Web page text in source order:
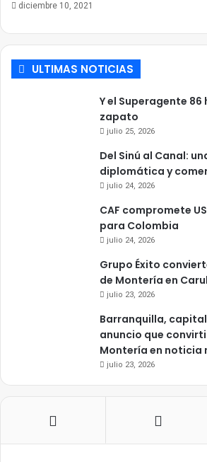
diciembre 10, 2021
ULTIMAS NOTICIAS
Y el Superagente
zapato
julio 25, 2026
Del Sinú al Canal:
diplomática y
julio 24, 2026
CAF compromete
para Colombia
julio 24, 2026
Grupo Éxito
de Montería en
julio 23, 2026
Barranquilla,
anuncio que
Montería en noticia
julio 23, 2026